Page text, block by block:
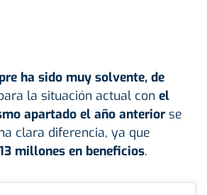
ha sido muy solvente, de
la situación actual con el
apartado el año anterior se
clara diferencia, ya que
13 millones en beneficios.